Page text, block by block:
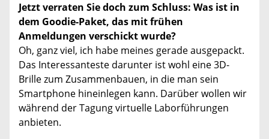
Jetzt verraten Sie doch zum Schluss: Was ist in
dem Goodie-Paket, das mit frühen
Anmeldungen verschickt wurde?
Oh, ganz viel, ich habe meines gerade ausgepackt.
Das Interessanteste darunter ist wohl eine 3D-
Brille zum Zusammenbauen, in die man sein
Smartphone hineinlegen kann. Darüber wollen wir
während der Tagung virtuelle Laborführungen
anbieten.